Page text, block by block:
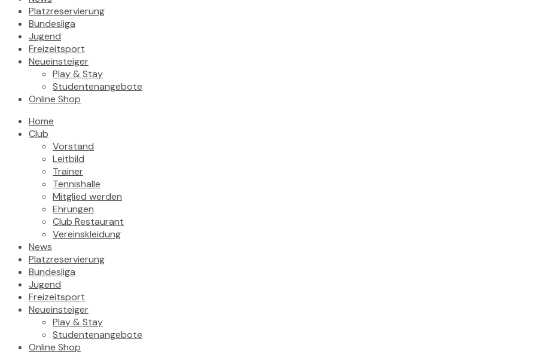
Platzreservierung
Bundesliga
Jugend
Freizeitsport
Neueinsteiger
Play & Stay
Studentenangebote
Online Shop
Home
Club
Vorstand
Leitbild
Trainer
Tennishalle
Mitglied werden
Ehrungen
Club Restaurant
Vereinskleidung
News
Platzreservierung
Bundesliga
Jugend
Freizeitsport
Neueinsteiger
Play & Stay
Studentenangebote
Online Shop